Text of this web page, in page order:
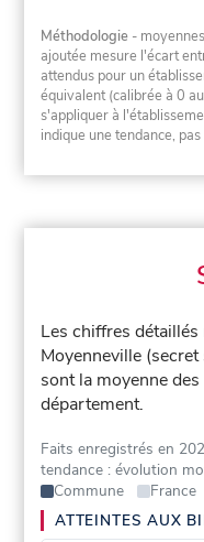
Méthodologie -
ajoutée mesure l'écart
attendus pour un
équivalent (calibrée à 0
s'appliquer à
indique une tendance,
Les chiffres
Moyenneville
sont la moyenne
département.
Faits enregistrés en
tendance : évolution
Commune
France
ATTEINTES AUX